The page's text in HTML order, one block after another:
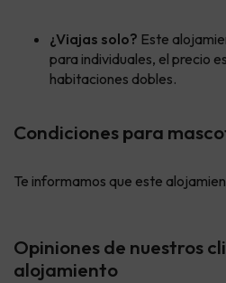
¿Viajas solo? Este
para individuales, el precio
habitaciones dobles.
Condiciones para
Te informamos que este
Opiniones de nuestros
alojamiento